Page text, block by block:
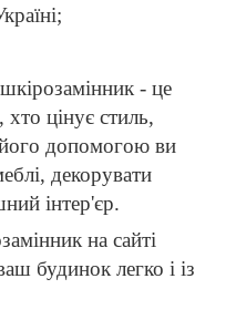
- це
хто цінує стиль,
його допомогою ви
декорувати
інтер'єр.
на сайті
будинок легко і із